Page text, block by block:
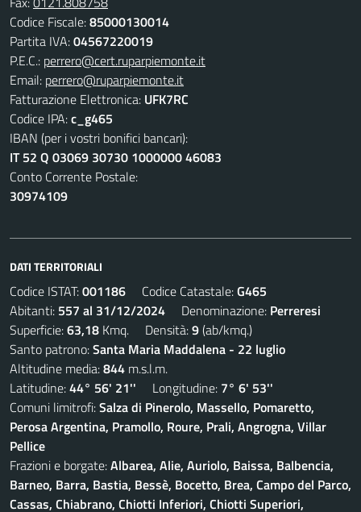
Codice Fiscale:85000130014
Partita IVA:04567220019
P.E.C.: perrero@cert.ruparpiemonte.it
Email: perrero@ruparpiemonte.it
Fatturazione Elettronica: UFK7RC
Codice IPA:c_g465
IBAN (per i vostri bonifici bancari):
IT 52 Q 03069 30730 1000000 46083
Conto Corrente Postale:
30974109
DATI TERRITORIALI
Codice ISTAT:001186 Codice Catastale:G465
Abitanti: 557 al 31/12/2024 Denominazione: Perreresi
Superficie:63,18 Kmq. Densità:9(ab/kmq.)
Santo patrono:Santa Maria Maddalena - 22 luglio
Altitudine media:844 m.s.l.m.
Latitudine:44° 56' 21'' Longitudine: 7° 6' 53''
Comuni limitrofi:Salza di Pinerolo, Massello, Pomaretto,
Perosa Argentina, Pramollo, Roure, Prali, Angrogna, Villar
Pellice
Frazioni e borgate:Albarea, Alie, Auriolo, Baissa, Balbencia,
Barneo, Barra, Bastia, Bessè, Bocetto, Brea, Campo del Parco,
Cassas, Chiabrano, Chiotti Inferiori, Chiotti Superiori,